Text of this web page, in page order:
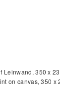
Leinwand, 350 x
on canvas, 350 x